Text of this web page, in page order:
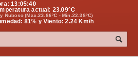
13:05:41
actual: 23.09°C
Nuboso (Max.23.86ºC - Min.22.38ºC)
81% y Viento: 2.24 Km/h